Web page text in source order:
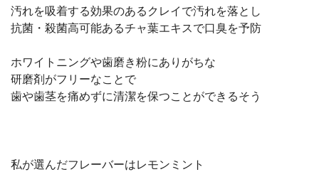
汚れを吸着する効果のあるクレイで汚れを落とし
抗菌・殺菌高可能あるチャ葉エキスで口臭を予防
ホワイトニングや歯磨き粉にありがちな
研磨剤がフリーなことで
歯や歯茎を痛めずに清潔を保つことができるそう
私が選んだフレーバーはレモンミント